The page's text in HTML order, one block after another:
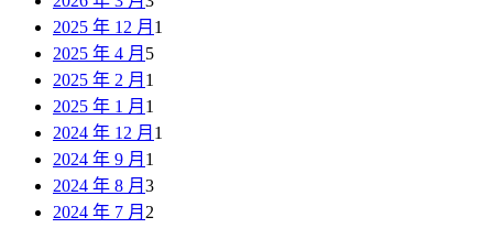
2025 年 12 月 1
2025 年 4 月 5
2025 年 2 月 1
2025 年 1 月 1
2024 年 12 月 1
2024 年 9 月 1
2024 年 8 月 3
2024 年 7 月 2